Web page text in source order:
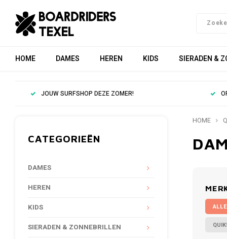
HOME DAMES HEREN KIDS SIERADEN &
JOUW SURFSHOP DEZE ZOMER!
CATEGORIEËN
DAMES
HEREN
KIDS
SIERADEN & ZONNEBRILLEN
HOME